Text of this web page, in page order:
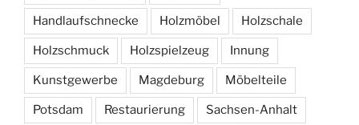
Handlaufschnecke Holzmöbel Holzschale
Holzschmuck Holzspielzeug Innung
Kunstgewerbe Magdeburg Möbelteile
Potsdam Restaurierung Sachsen-Anhalt